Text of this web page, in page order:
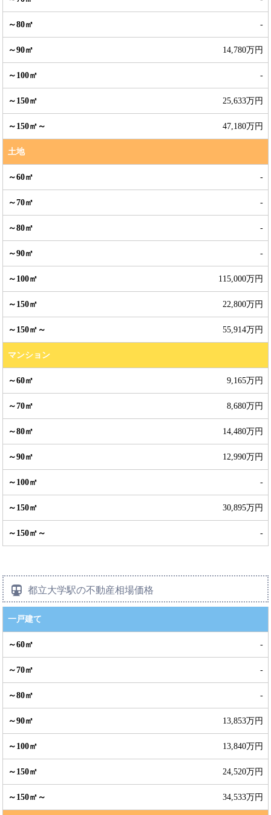
-
14,780万円
-
25,633万円
47,180万円
土地
-
-
-
-
115,000万円
22,800万円
55,914万円
マンション
9,165万円
8,680万円
14,480万円
12,990万円
-
30,895万円
-
都立大学駅の不動産相場価格
一戸建て
-
-
-
13,853万円
13,840万円
24,520万円
34,533万円